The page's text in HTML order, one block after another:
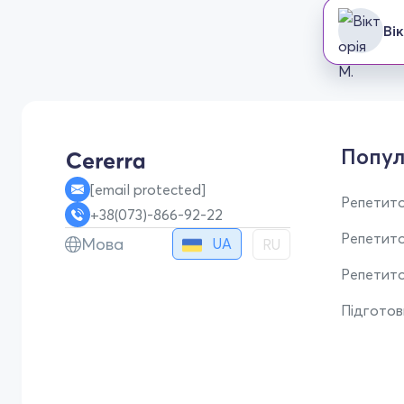
[email protected]
+38(073)-866-92-22
Мова UA RU